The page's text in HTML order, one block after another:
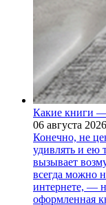
Какие книги —
06 августа
Конечно, не
удивлять и ею
вызывает
всегда можно
интернете, —
оформленная